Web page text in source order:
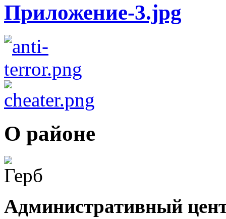
О районе
Административный